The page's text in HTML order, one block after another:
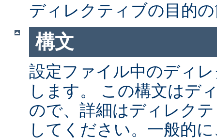
ディレクティブの目的
構文
設定ファイル中のディ
します。 この構文はデ
ので、詳細はディレク
してください。一般的